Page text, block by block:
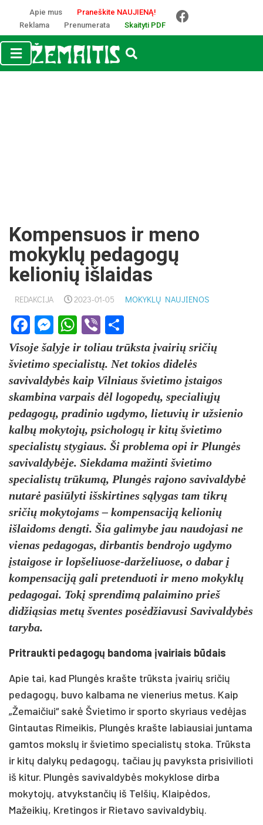
Apie mus
Praneškite NAUJIENĄ!
Reklama
Prenumerata Skaityti PDF
Kompensuos ir meno
mokyklų pedagogų
kelionių išlaidas
REDAKCIJA 2023-01-05 MOKYKLŲ NAUJIENOS
Facebook
Messenger
WhatsApp
Viber
Visoje šalyje ir toliau trūksta įvairių sričių
švietimo specialistų. Net tokios didelės
savivaldybės kaip Vilniaus švietimo įstaigos
skambina varpais dėl logopedų, specialiųjų
pedagogų, pradinio ugdymo, lietuvių ir užsienio
kalbų mokytojų, psichologų ir kitų švietimo
specialistų stygiaus. Ši problema opi ir Plungės
savivaldybėje. Siekdama mažinti švietimo
specialistų trūkumą, Plungės rajono savivaldybė
nutarė pasiūlyti išskirtines sąlygas tam tikrų
sričių mokytojams – kompensaciją kelionių
išlaidoms dengti. Šia galimybe jau naudojasi ne
vienas pedagogas, dirbantis bendrojo ugdymo
įstaigose ir lopšeliuose-darželiuose, o dabar į
kompensaciją gali pretenduoti ir meno mokyklų
pedagogai. Tokį sprendimą palaimino prieš
didžiąsias metų šventes posėdžiavusi Savivaldybės
taryba.
Pritraukti pedagogų bandoma įvairiais būdais
Apie tai, kad Plungės krašte trūksta įvairių sričių
pedagogų, buvo kalbama ne vienerius metus. Kaip
„Žemaičiui“ sakė Švietimo ir sporto skyriaus vedėjas
Gintautas Rimeikis, Plungės krašte labiausiai juntama
gamtos mokslų ir švietimo specialistų stoka. Trūksta
ir kitų dalykų pedagogų, tačiau jų pavyksta prisivilioti
iš kitur. Plungės savivaldybės mokyklose dirba
mokytojų, atvykstančių iš Telšių, Klaipėdos,
Mažeikių, Kretingos ir Rietavo savivaldybių.